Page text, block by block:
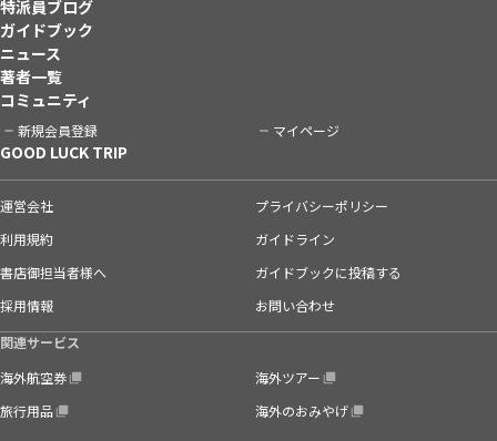
特派員ブログ
ガイドブック
ニュース
著者一覧
コミュニティ
新規会員登録 マイページ
GOOD LUCK TRIP
運営会社
プライバシーポリシー
利用規約
ガイドライン
書店御担当者様へ
ガイドブックに投稿する
採用情報
お問い合わせ
関連サービス
海外航空券
海外ツアー
旅行用品
海外のおみやげ